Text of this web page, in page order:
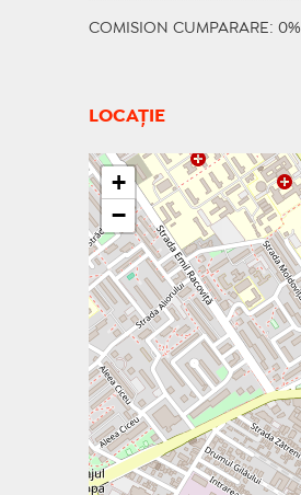
COMISION CUMPARARE: 0%
LOCAȚIE
+
−